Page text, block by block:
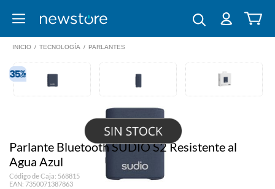
INICIO / TECNOLOGÍA / PARLANTES
Parlante Bluetooth SUDIO S2 Resistente al
Agua Azul
Código de Caja: 568815
EAN: 7350071387863